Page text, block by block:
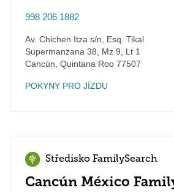
998 206 1882
Av. Chichen Itza s/n, Esq. Tikal
Supermanzana 38, Mz 9, Lt 1
Cancún Quintana Roo 77507
POKYNY PRO JÍZDU
Středisko FamilySearch
Cancún México